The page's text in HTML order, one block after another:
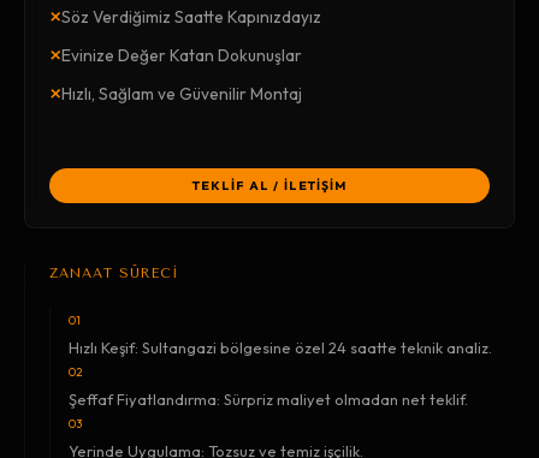
×Söz Verdiğimiz Saatte Kapınızdayız
×Evinize Değer Katan Dokunuşlar
×Hızlı, Sağlam ve Güvenilir Montaj
TEKLİF AL / İLETİŞİM
ZANAAT SÜRECİ
01
Hızlı Keşif: Sultangazi bölgesine özel 24 saatte teknik analiz.
02
Şeffaf Fiyatlandırma: Sürpriz maliyet olmadan net teklif.
03
Yerinde Uygulama: Tozsuz ve temiz işçilik.